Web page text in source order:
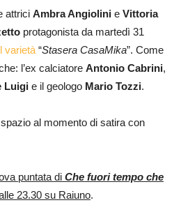
attrici Ambra Angiolini e Vittoria
protagonista da martedì 31
varietà “Stasera CasaMika”. Come
l’ex calciatore Antonio Cabrini,
Luigi e il geologo Mario Tozzi.
al momento di satira con
puntata di Che fuori tempo che
23.30 su Raiuno.